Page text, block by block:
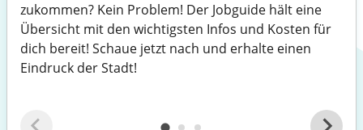
zukommen? Kein Problem! Der Jobguide hält eine
Übersicht mit den wichtigsten Infos und Kosten für
dich bereit! Schaue jetzt nach und erhalte einen
Eindruck der Stadt!